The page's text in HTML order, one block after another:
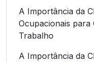
A Importância da
Ocupacionais para
Trabalho
A Importância da